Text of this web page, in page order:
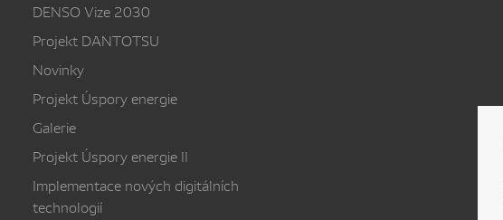
DENSO Vize 2030
Projekt DANTOTSU
Novinky
Projekt Úspory energie
Galerie
Projekt Úspory energie II
Implementace nových digitálních
technologií